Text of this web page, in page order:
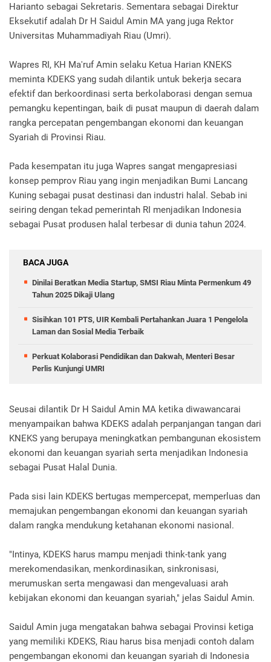
Harianto sebagai Sekretaris. Sementara sebagai Direktur
Eksekutif adalah Dr H Saidul Amin MA yang juga Rektor
Universitas Muhammadiyah Riau (Umri).
Wapres RI, KH Ma'ruf Amin selaku Ketua Harian KNEKS
meminta KDEKS yang sudah dilantik untuk bekerja secara
efektif dan berkoordinasi serta berkolaborasi dengan semua
pemangku kepentingan, baik di pusat maupun di daerah dalam
rangka percepatan pengembangan ekonomi dan keuangan
Syariah di Provinsi Riau.
Pada kesempatan itu juga Wapres sangat mengapresiasi
konsep pemprov Riau yang ingin menjadikan Bumi Lancang
Kuning sebagai pusat destinasi dan industri halal. Sebab ini
seiring dengan tekad pemerintah RI menjadikan Indonesia
sebagai Pusat produsen halal terbesar di dunia tahun 2024.
BACA JUGA
Dinilai Beratkan Media Startup, SMSI Riau Minta Permenkum 49
Tahun 2025 Dikaji Ulang
Sisihkan 101 PTS, UIR Kembali Pertahankan Juara 1 Pengelola
Laman dan Sosial Media Terbaik
Perkuat Kolaborasi Pendidikan dan Dakwah, Menteri Besar
Perlis Kunjungi UMRI
Seusai dilantik Dr H Saidul Amin MA ketika diwawancarai
menyampaikan bahwa KDEKS adalah perpanjangan tangan dari
KNEKS yang berupaya meningkatkan pembangunan ekosistem
ekonomi dan keuangan syariah serta menjadikan Indonesia
sebagai Pusat Halal Dunia.
Pada sisi lain KDEKS bertugas mempercepat, memperluas dan
memajukan pengembangan ekonomi dan keuangan syariah
dalam rangka mendukung ketahanan ekonomi nasional.
"Intinya, KDEKS harus mampu menjadi think-tank yang
merekomendasikan, menkordinasikan, sinkronisasi,
merumuskan serta mengawasi dan mengevaluasi arah
kebijakan ekonomi dan keuangan syariah," jelas Saidul Amin.
Saidul Amin juga mengatakan bahwa sebagai Provinsi ketiga
yang memiliki KDEKS, Riau harus bisa menjadi contoh dalam
pengembangan ekonomi dan keuangan syariah di Indonesia